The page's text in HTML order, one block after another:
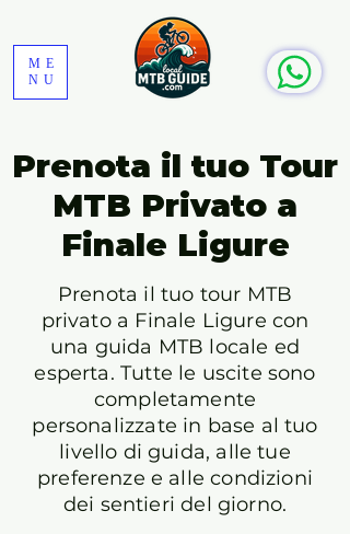
ME
NU
Prenota il tuo Tour
MTB Privato a
Finale Ligure
Prenota il tuo tour MTB
privato a Finale Ligure con
una guida MTB locale ed
esperta. Tutte le uscite sono
completamente
personalizzate in base al tuo
livello di guida, alle tue
preferenze e alle condizioni
dei sentieri del giorno.